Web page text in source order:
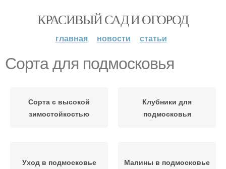
КРАСИВЫЙ САД И ОГОРОД
главная новости статьи
Сорта для подмосковья
Сорта с высокой
зимостойкостью
Клубники для
подмосковья
Уход в подмосковье Малины в подмосковье